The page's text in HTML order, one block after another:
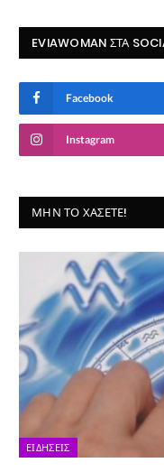
EVIAWOMAN ΣΤΑ
Facebook
Instagram
ΜΗΝ ΤΟ ΧΆΣΕΤΕ!
ΕΙΔΉΣΕΙΣ